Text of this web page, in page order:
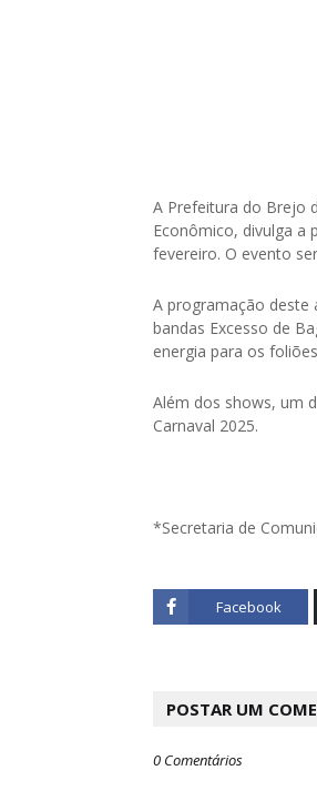
A Prefeitura do Brejo
Econômico, divulga a
fevereiro. O evento
A programação deste
bandas Excesso de
energia para os
Além dos shows, um
Carnaval 2025.
*Secretaria de
Facebook
POSTAR UM
0 Comentários